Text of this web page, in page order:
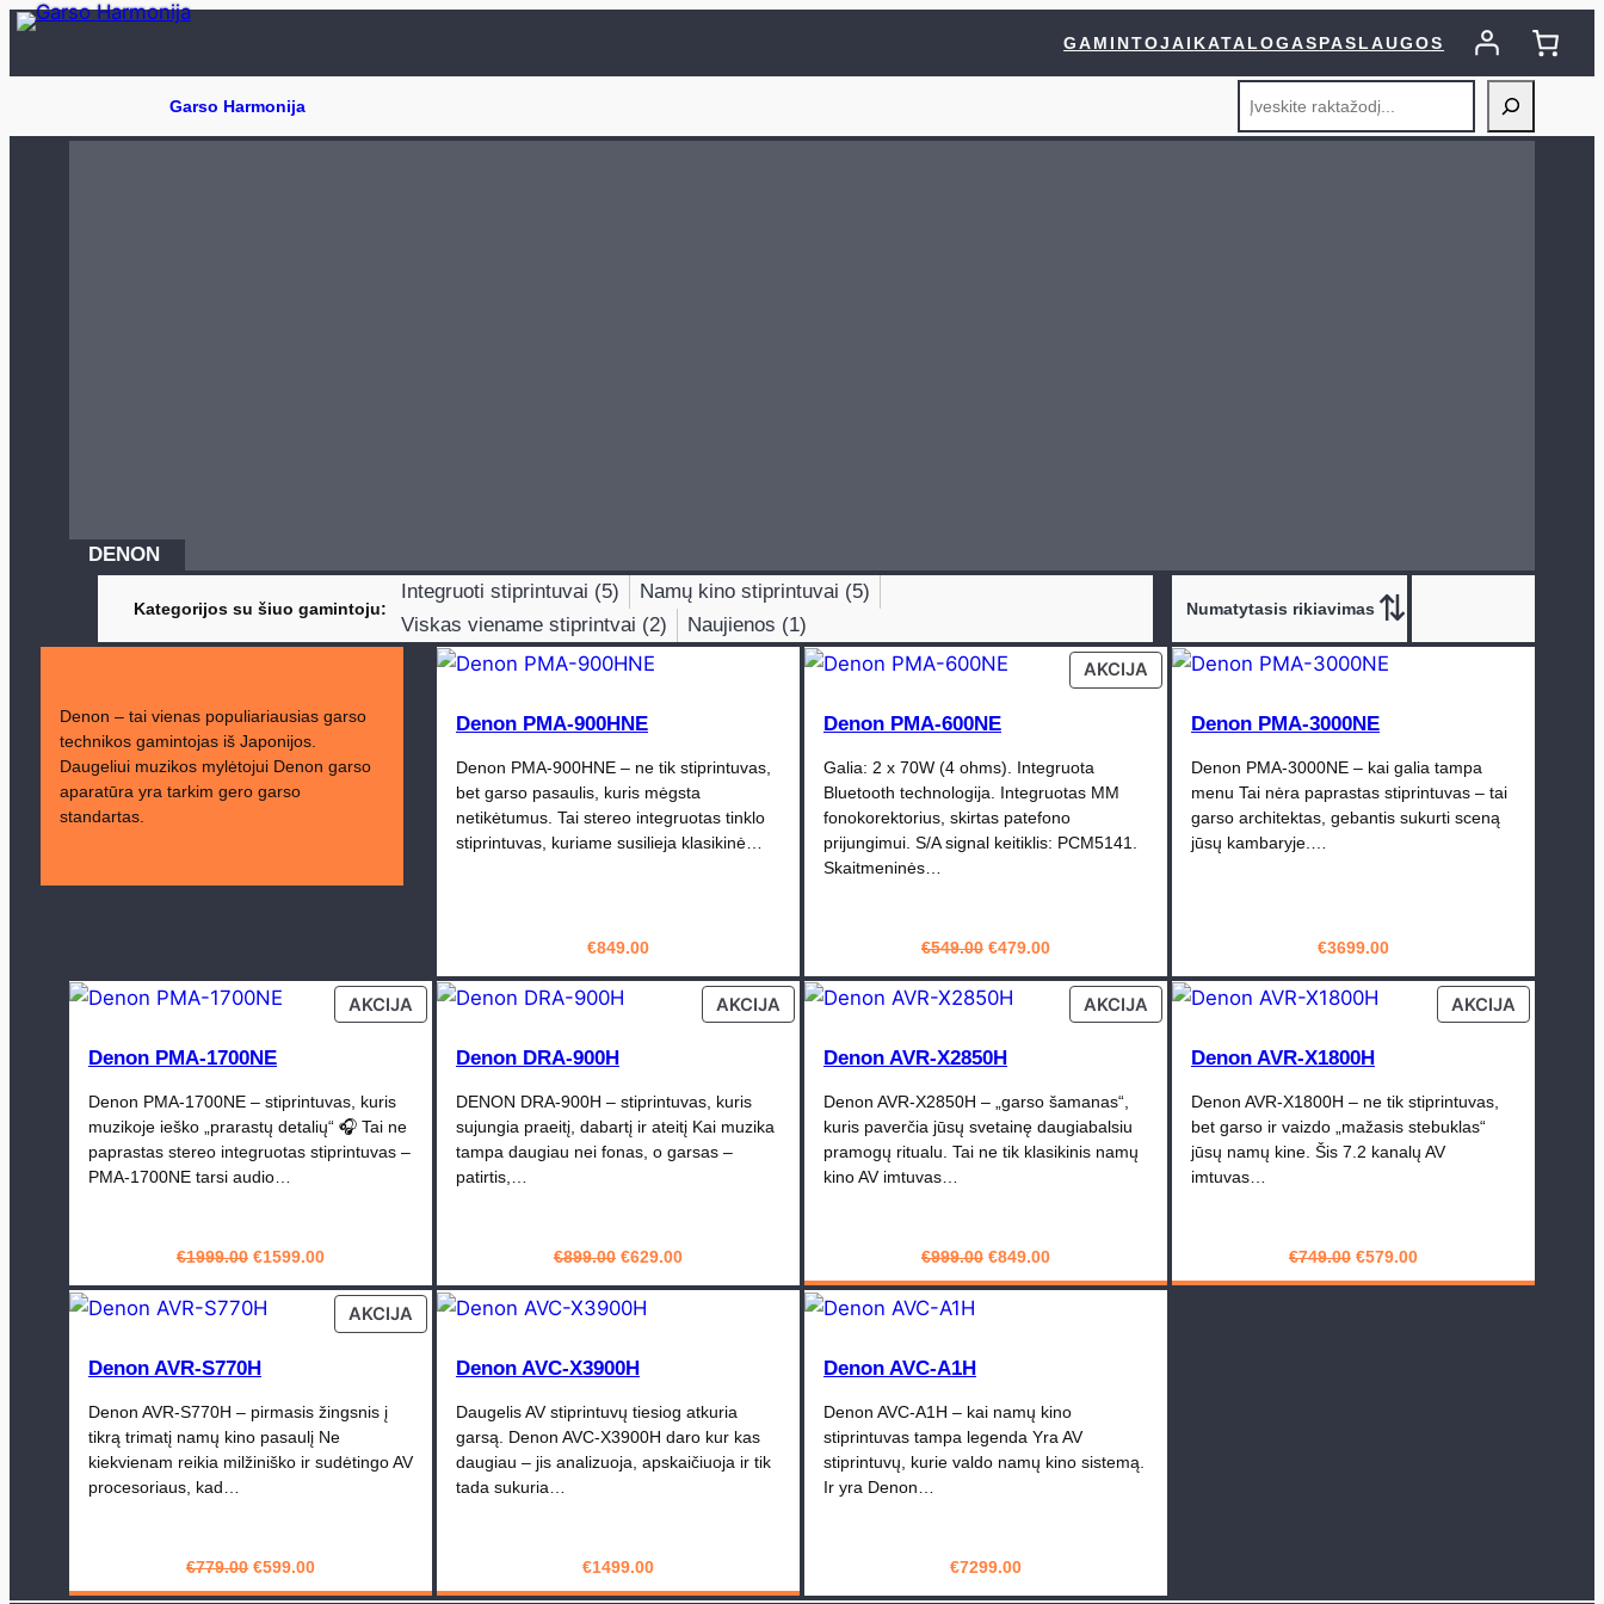
Eiti
GAMINTOJAI KATALOGASPASLAUGOS
DENON
Denon – tai vienas populiariausias garso
technikos gamintojas iš Japonijos.
Daugeliui muzikos mylėtojui Denon garso
aparatūra yra tarkim gero garso
standartas.
Kategorijos su šiuo gamintoju
Integruoti stiprintuvai (5)
Namų kino stiprintuvai (5)
Viskas viename stiprintvai (2)
Naujienos (1)
Denon PMA-900HNE
Denon PMA‑900HNE – ne tik stiprintuvas,
bet garso pasaulis, kuris mėgsta
netikėtumus. Tai stereo integruotas tinklo
stiprintuvas, kuriame susilieja klasikinė…
€849.00
PIRKTI
AKCIJAPRODUCT
ON
Denon PMA-600NE
Galia: 2 x 70W (4 ohms). Integruota
Bluetooth technologija. Integruotas MM
fonokorektorius, skirtas patefono
prijungimui. S/A signal keitiklis: PCM5141.
Skaitmeninės…
€549.00 Original
price
was:
€479.00Current
price
€479.00.
PIRKTI
Denon PMA-3000NE
Denon PMA-3000NE – kai galia tampa
menu Tai nėra paprastas stiprintuvas – tai
garso architektas, gebantis sukurti sceną
jūsų kambaryje.…
€3699.00
PIRKTI
AKCIJAPRODUCT
ON
Denon PMA-1700NE
Denon PMA-1700NE – stiprintuvas, kuris
muzikoje ieško „prarastų detalių“ 🎧 Tai ne
paprastas stereo integruotas stiprintuvas –
PMA-1700NE tarsi audio…
€1999.00 Original
price
was:
€1599.00Current
price
€1599.00.
PIRKTI
AKCIJAPRODUCT
ON
Denon DRA-900H
DENON DRA-900H – stiprintuvas, kuris
sujungia praeitį, dabartį ir ateitį Kai muzika
tampa daugiau nei fonas, o garsas –
patirtis,…
€899.00 Original
price
was:
€629.00Current
price
PIRKTI
AKCIJAPRODUCT
ON
Denon AVR-X2850H
Denon AVR-X2850H – „garso šamanas“,
kuris paverčia jūsų svetainę daugiabalsiu
pramogų ritualu. Tai ne tik klasikinis namų
kino AV imtuvas…
€999.00 Original
price
€849.00Current
price
PIRKTI
AKCIJAPRODUCT
ON
Denon AVR-X1800H
Denon AVR‑X1800H – ne tik stiprintuvas,
bet garso ir vaizdo „mažasis stebuklas“
jūsų namų kine. Šis 7.2 kanalų AV
imtuvas…
€749.00 Original
price
€579.00Current
price
AKCIJAPRODUCT
ON
Denon AVR-S770H
Denon AVR-S770H – pirmasis žingsnis į
tikrą trimatį namų kino pasaulį Ne
kiekvienam reikia milžiniško ir sudėtingo AV
procesoriaus, kad…
€779.00 Original
price
€599.00Current
price
Denon AVC-X3900H
Daugelis AV stiprintuvų tiesiog atkuria
garsą. Denon AVC-X3900H daro kur kas
daugiau – jis analizuoja, apskaičiuoja ir tik
tada sukuria…
€1499.00
Denon AVC-A1H
Denon AVC-A1H – kai namų kino
stiprintuvas tampa legenda Yra AV
stiprintuvų, kurie valdo namų kino sistemą.
Ir yra Denon…
€7299.00